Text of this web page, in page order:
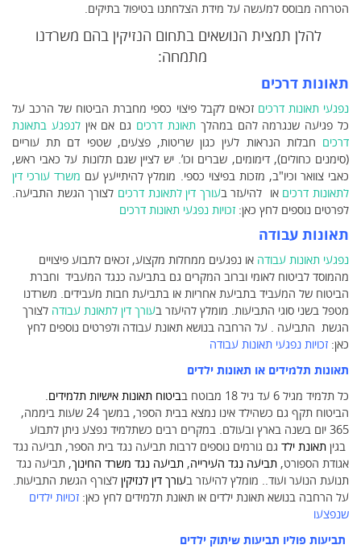
הטרחה מבוסס למעשה על מידת הצלחתנו בטיפול בתיקים.
להלן תמצית הנושאים בתחום הנזיקין בהם משרדנו
מתמחה:
תאונות דרכים
נפגעי תאונות דרכים זכאים לקבל פיצוי כספי מחברת הביטוח של הרכב על
כל פגיעה שנגרמה להם במהלךתאונת דרכים גם אם איןלנפגע בתאונת
דרכים חבלות הנראות לעין כגון שריטות, פצעים, שטפי דם תת עוריים
(סימנים כחולים), דימומים, שברים וכו’. יש לציין שגם תלונות על כאבי ראש,
כאבי צוואר וכיו"ב, מזכות בפיצוי כספי. מומלץ להיתייעץ עם משרד עורכי דין
לתאונות דרכים או להיעזר בעורך דין לתאונת דרכים לצורך הגשת התביעה.
לפרטים נוספים לחץ כאן: זכויות נפגעי תאונות דרכים
תאונות עבודה
נפגעי תאונות עבודה או נפגעים ממחלות מקצוע, זכאים לתבוע פיצויים
מהמוסד לביטוח לאומי וברוב המקרים גם בתביעה כנגד המעביד וחברת
הביטוח של המעביד בתביעת אחריות או בתביעת חבות מעבידים. משרדנו
מטפל בשני סוגי התביעות. מומלץ להיעזר בעורך דין לתאונת עבודה לצורך
הגשת התביעה . על הרחבה בנושא תאונת עבודה ולפרטים נוספים לחץ
כאן: זכויות נפגעי תאונות עבודה
תאונות תלמידים או תאונות ילדים
כל תלמיד מגיל 6 עד גיל 18 מבוטח ב
ביטוח תאונות אישיות תלמידים.
הביטוח תקף גם כשהילד אינו נמצא בבית הספר, במשך 24 שעות ביממה,
365 יום בשנה בארץ ובעולם. במקרים רבים כשתלמיד נפצע ניתן לתבוע
בגין תאונת ילד גם גורמים נוספים לרבות תביעה נגד בית הספר, תביעה נגד
אגודת הספורט, תביעה נגד העירייה, תביעה נגד משרד החינוך, תביעה נגד
תנועת הנוער ועוד.. מומלץ להיעזר בעורך דין לנזיקין לצורף הגשת התביעות.
על הרחבה בנושא תאונת ילדים או תאונת תלמידים לחץ כאן: זכויות ילדים
שנפצעו
תביעות פוליו תביעות שיתוק ילדים